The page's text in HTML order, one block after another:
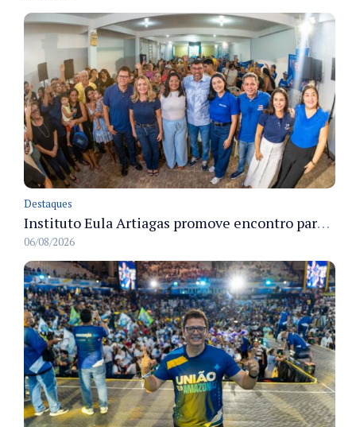
Destaques
Instituto Eula Artiagas promove encontro para discutir melhorias para o bairro Petrópolis
06/08/2026